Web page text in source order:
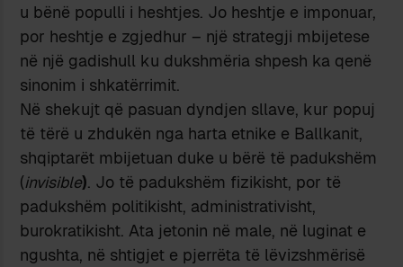
u bënë populli i heshtjes. Jo heshtje e imponuar,
por heshtje e zgjedhur – një strategji mbijetese
në një gadishull ku dukshmëria shpesh ka qenë
sinonim i shkatërrimit.
Në shekujt që pasuan dyndjen sllave, kur popuj
të tërë u zhdukën nga harta etnike e Ballkanit,
shqiptarët mbijetuan duke u bërë të padukshëm
(invisible). Jo të padukshëm fizikisht, por të
padukshëm politikisht, administrativisht,
burokratikisht. Ata jetonin në male, në luginat e
ngushta, në shtigjet e pjerrëta të lëvizshmërisë